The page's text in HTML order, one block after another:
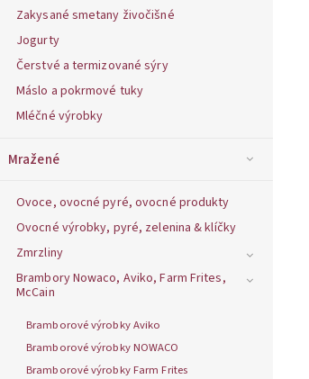
Zakysané smetany živočišné
Jogurty
Čerstvé a termizované sýry
Máslo a pokrmové tuky
Mléčné výrobky
Mražené
Ovoce, ovocné pyré, ovocné produkty
Ovocné výrobky, pyré, zelenina & klíčky
Zmrzliny
Brambory Nowaco, Aviko, Farm Frites,
McCain
Bramborové výrobky Aviko
Bramborové výrobky NOWACO
Bramborové výrobky Farm Frites